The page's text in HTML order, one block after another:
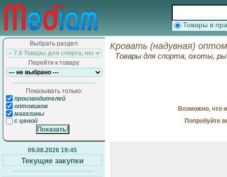
Товары в
Выбрать раздел:
Перейти к товару:
Показывать только:
производителей
оптовиков
магазины
с ценой
09.08.2026 19:45
Текущие закупки
Кровать (надувная)
Товары для спорта, охоты,
Возможно, что
Попробуйте